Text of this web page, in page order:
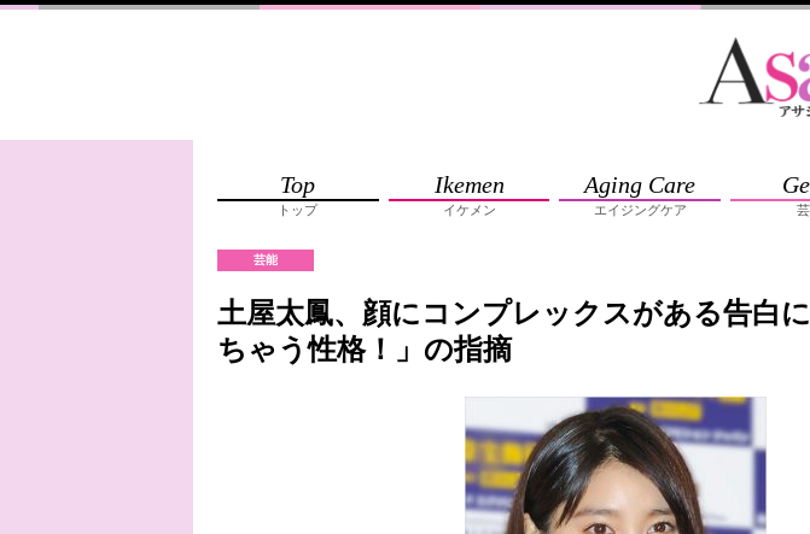
Top
トップ
Ikemen
イケメン
Aging Care
エイジングケア
芸能
土屋太鳳、顔にコンプレックスがある告白
ちゃう性格！」の指摘